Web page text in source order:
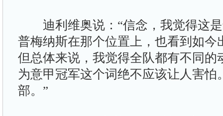
迪利维奥说：“信念，我觉得这是
普梅纳斯在那个位置上，也看到如今
但总体来说，我觉得全队都有不同的
为意甲冠军这个词绝不应该让人害怕
部。”